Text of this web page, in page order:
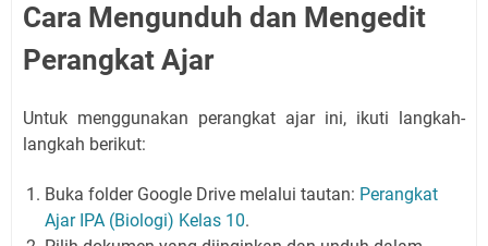
Cara Mengunduh dan Mengedit
Perangkat Ajar
Untuk menggunakan perangkat ajar ini, ikuti langkah-
langkah berikut:
Buka folder Google Drive melalui tautan: Perangkat
Ajar IPA (Biologi) Kelas 10.